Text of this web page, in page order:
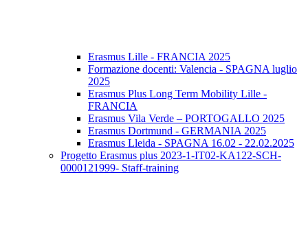
Erasmus Lille - FRANCIA 2025
Formazione docenti: Valencia - SPAGNA luglio
2025
Erasmus Plus Long Term Mobility Lille -
FRANCIA
Erasmus Vila Verde – PORTOGALLO 2025
Erasmus Dortmund - GERMANIA 2025
Erasmus Lleida - SPAGNA 16.02 - 22.02.2025
Progetto Erasmus plus 2023-1-IT02-KA122-SCH-
0000121999- Staff-training